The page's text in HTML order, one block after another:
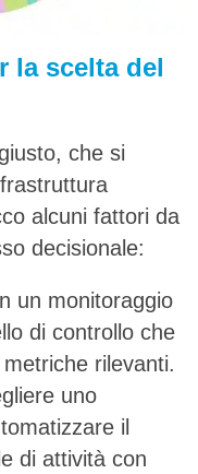
la scelta del
che si
alcuni fattori da
decisionale:
un monitoraggio
di controllo che
rilevanti.
uno
il
di attività con